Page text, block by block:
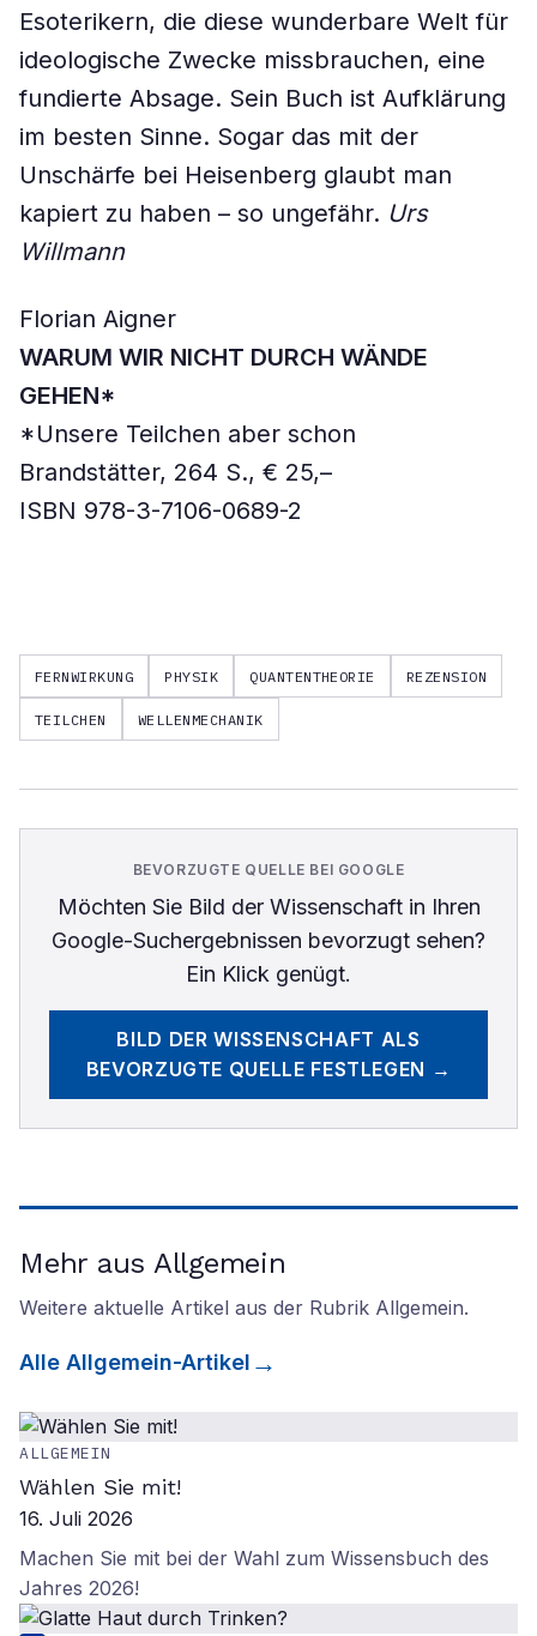
Esoterikern, die diese wunderbare Welt für
ideologische Zwecke missbrauchen, eine
fundierte Absage. Sein Buch ist Aufklärung
im besten Sinne. Sogar das mit der
Unschärfe bei Heisenberg glaubt man
kapiert zu haben – so ungefähr. Urs
Willmann
Florian Aigner
WARUM WIR NICHT DURCH WÄNDE
GEHEN*
*Unsere Teilchen aber schon
Brandstätter, 264 S., € 25,–
ISBN 978-3-7106-0689-2
FERNWIRKUNG PHYSIK QUANTENTHEORIE REZENSION
TEILCHEN WELLENMECHANIK
BEVORZUGTE QUELLE BEI GOOGLE
Möchten Sie Bild der Wissenschaftin Ihren
Google-Suchergebnissen bevorzugt sehen?
Ein Klick genügt.
BILD DER WISSENSCHAFT ALS
BEVORZUGTE QUELLE FESTLEGEN →
Mehr aus Allgemein
Weitere aktuelle Artikel aus der Rubrik Allgemein.
Alle Allgemein-Artikel
ALLGEMEIN
Wählen Sie mit!
16. Juli 2026
Machen Sie mit bei der Wahl zum Wissensbuch des
Jahres 2026!